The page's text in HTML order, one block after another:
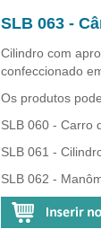
SLB 063 -
Cilindro com
confeccionado
Os produtos
SLB 060 - Carro
SLB 061 -
SLB 062 -